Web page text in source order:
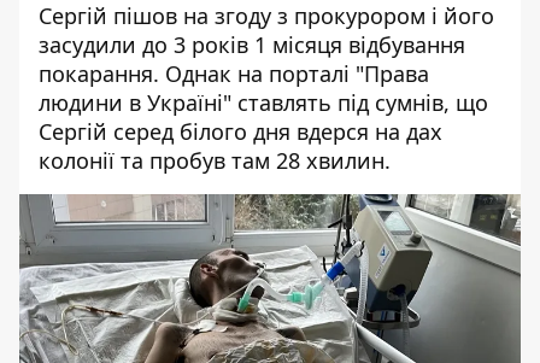
Сергій пішов на згоду з прокурором і його
засудили до 3 років 1 місяця відбування
покарання. Однак на порталі "Права
людини в Україні" ставлять під сумнів, що
Сергій серед білого дня вдерся на дах
колонії та пробув там 28 хвилин.